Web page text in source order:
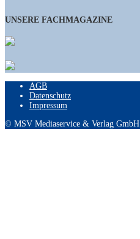
UNSERE FACHMAGAZINE
AGB
Datenschutz
Impressum
© MSV Mediaservice & Verlag GmbH